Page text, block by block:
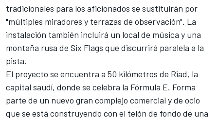
tradicionales para los aficionados se sustituirán por
"múltiples miradores y terrazas de observación". La
instalación también incluirá un local de música y una
montaña rusa de Six Flags que discurrirá paralela a la
pista.
El proyecto se encuentra a 50 kilómetros de Riad, la
capital saudí, donde se celebra la Fórmula E. Forma
parte de un nuevo gran complejo comercial y de ocio
que se está construyendo con el telón de fondo de una